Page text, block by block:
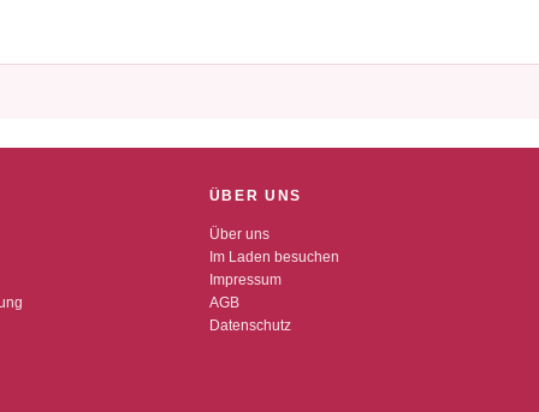
ÜBER UNS
Über uns
Im Laden besuchen
Impressum
AGB
Datenschutz